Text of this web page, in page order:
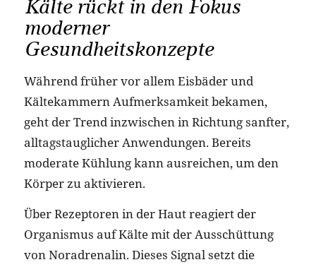
Kälte rückt in den Fokus
moderner
Gesundheitskonzepte
Während früher vor allem Eisbäder und
Kältekammern Aufmerksamkeit bekamen,
geht der Trend inzwischen in Richtung sanfter,
alltagstauglicher Anwendungen. Bereits
moderate Kühlung kann ausreichen, um den
Körper zu aktivieren.
Über Rezeptoren in der Haut reagiert der
Organismus auf Kälte mit der Ausschüttung
von Noradrenalin. Dieses Signal setzt die